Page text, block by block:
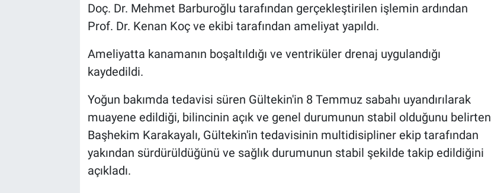
Doç. Dr. Mehmet Barburoğlu tarafından gerçekleştirilen işlemin ardından
Prof. Dr. Kenan Koç ve ekibi tarafından ameliyat yapıldı.
Ameliyatta kanamanın boşaltıldığı ve ventriküler drenaj uygulandığı
kaydedildi.
Yoğun bakımda tedavisi süren Gültekin'in 8 Temmuz sabahı uyandırılarak
muayene edildiği, bilincinin açık ve genel durumunun stabil olduğunu belirten
Başhekim Karakayalı, Gültekin'in tedavisinin multidisipliner ekip tarafından
yakından sürdürüldüğünü ve sağlık durumunun stabil şekilde takip edildiğini
açıkladı.